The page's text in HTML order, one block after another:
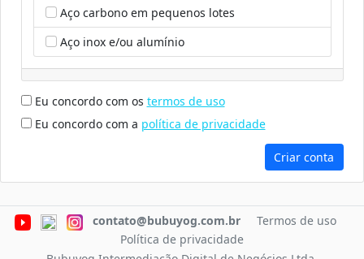
Aço carbono em pequenos lotes
Aço inox e/ou alumínio
Eu concordo com os termos de uso
Eu concordo com a política de privacidade
Criar conta
contato@bubuyog.com.br
Termos de uso
Política de privacidade